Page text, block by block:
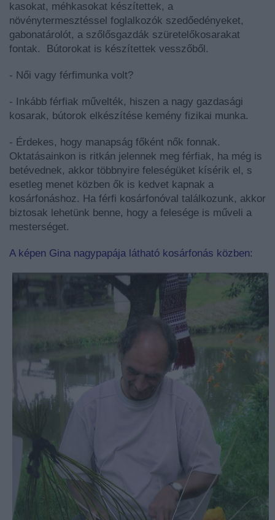
kasokat, méhkasokat készítettek, a
növénytermesztéssel foglalkozók szedőedényeket,
gabonatárolót, a szőlősgazdák szüretelőkosarakat
fontak. Bútorokat is készítettek vesszőből.
- Női vagy férfimunka volt?
- Inkább férfiak művelték, hiszen a nagy gazdasági
kosarak, bútorok elkészítése kemény fizikai munka.
- Érdekes, hogy manapság főként nők fonnak.
Oktatásainkon is ritkán jelennek meg férfiak, ha még is
betévednek, akkor többnyire feleségüket kísérik el, s
esetleg menet közben ők is kedvet kapnak a
kosárfonáshoz. Ha férfi kosárfonóval találkozunk, akkor
biztosak lehetünk benne, hogy a felesége is műveli a
mesterséget.
A képen Gina nagypapája látható kosárfonás közben: